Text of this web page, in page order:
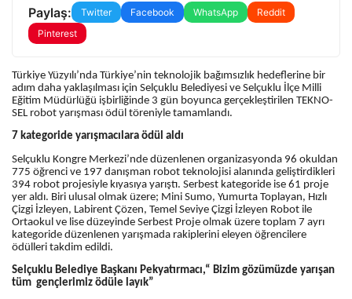
Paylaş: Twitter Facebook WhatsApp
Reddit
Pinterest
Türkiye Yüzyılı’nda Türkiye’nin teknolojik bağımsızlık hedeflerine bir
adım daha yaklaşılması için Selçuklu Belediyesi ve Selçuklu İlçe Milli
Eğitim Müdürlüğü işbirliğinde 3 gün boyunca gerçekleştirilen TEKNO-
SEL robot yarışması ödül töreniyle tamamlandı.
7 kategoride yarışmacılara ödül aldı
Selçuklu Kongre Merkezi’nde düzenlenen organizasyonda 96 okuldan
775 öğrenci ve 197 danışman robot teknolojisi alanında geliştirdikleri
394 robot projesiyle kıyasıya yarıştı. Serbest kategoride ise 61 proje
yer aldı. Biri ulusal olmak üzere; Mini Sumo, Yumurta Toplayan, Hızlı
Çizgi İzleyen, Labirent Çözen, Temel Seviye Çizgi İzleyen Robot ile
Ortaokul ve lise düzeyinde Serbest Proje olmak üzere toplam 7 ayrı
kategoride düzenlenen yarışmada rakiplerini eleyen öğrencilere
ödülleri takdim edildi.
Selçuklu Belediye Başkanı Pekyatırmacı,“ Bizim gözümüzde yarışan
tüm gençlerimiz ödüle layık”